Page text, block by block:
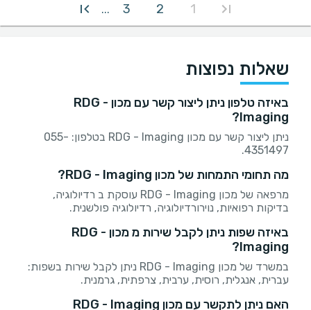
1
2
3
...
שאלות נפוצות
באיזה טלפון ניתן ליצור קשר עם מכון RDG -
Imaging?
ניתן ליצור קשר עם מכון RDG - Imaging בטלפון: 055-
4351497.
מה תחומי התמחות של מכון RDG - Imaging?
מרפאה של מכון RDG - Imaging עוסקת ב רדיולוגיה,
בדיקות רפואיות, נוירורדיולוגיה, רדיולוגיה פולשנית.
באיזה שפות ניתן לקבל שירות מ מכון RDG -
Imaging?
במשרד של מכון RDG - Imaging ניתן לקבל שירות בשפות:
עברית, אנגלית, רוסית, ערבית, צרפתית, גרמנית.
האם ניתן לתקשר עם מכון RDG - Imaging